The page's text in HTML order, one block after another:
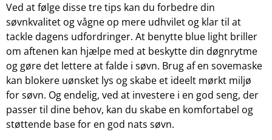
Ved at følge disse tre tips kan du forbedre din
søvnkvalitet og vågne op mere udhvilet og klar til at
tackle dagens udfordringer. At benytte blue light briller
om aftenen kan hjælpe med at beskytte din døgnrytme
og gøre det lettere at falde i søvn. Brug af en sovemaske
kan blokere uønsket lys og skabe et ideelt mørkt miljø
for søvn. Og endelig, ved at investere i en god seng, der
passer til dine behov, kan du skabe en komfortabel og
støttende base for en god nats søvn.